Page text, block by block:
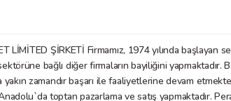
Gönder
ŞİRKETİ Firmamız, 1974 yılında başlayan
bağlı diğer firmaların bayiliğini
zamandır başarı ile faaliyetlerine devam
toptan pazarlama ve satış yapmaktadır.